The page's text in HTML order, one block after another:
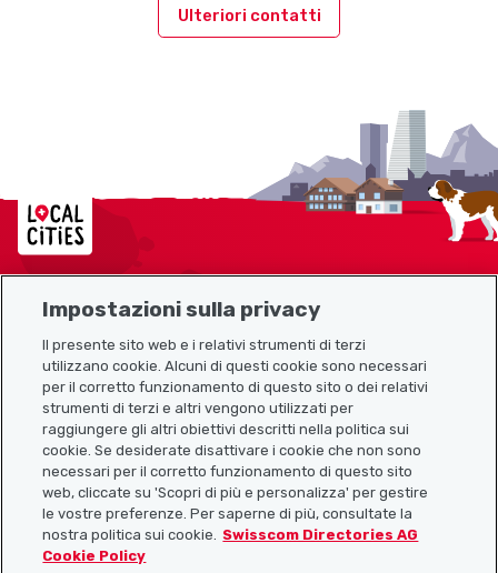
Ulteriori contatti
Localcities
Link utili
Scarica l’app Localcities
Impostazioni sulla privacy
Il presente sito web e i relativi strumenti di terzi
utilizzano cookie. Alcuni di questi cookie sono necessari
per il corretto funzionamento di questo sito o dei relativi
strumenti di terzi e altri vengono utilizzati per
raggiungere gli altri obiettivi descritti nella politica sui
cookie. Se desiderate disattivare i cookie che non sono
necessari per il corretto funzionamento di questo sito
web, cliccate su 'Scopri di più e personalizza' per gestire
le vostre preferenze. Per saperne di più, consultate la
nostra politica sui cookie.
Swisscom Directories AG
Cookie Policy